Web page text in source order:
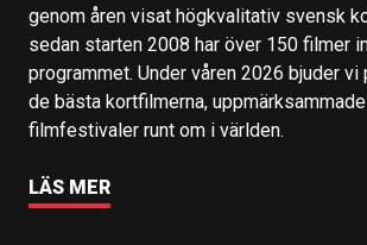
genom åren visat högkvalitativ svensk
sedan starten 2008 har över 150 filmer
programmet. Under våren 2026 bjuder vi
de bästa kortfilmerna,
filmfestivaler runt om i världen.
LÄS MER